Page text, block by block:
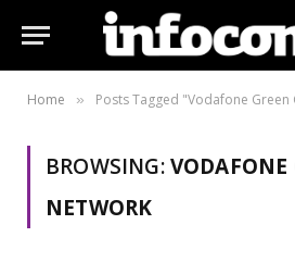
Home » Posts Tagged "Vodafone Green
BROWSING:VODAFONE
NETWORK